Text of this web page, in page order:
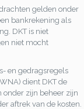
gelden onder
bankrekening als
DKT is niet
niet mocht
en gedragsregels
dient DKT de
zijn beheer zijn
aftrek van de kosten.